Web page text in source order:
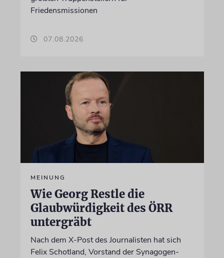
Friedensmissionen
07.08.2026
MEINUNG
Wie Georg Restle die
Glaubwürdigkeit des ÖRR
untergräbt
Nach dem X-Post des Journalisten hat sich
Felix Schotland, Vorstand der Synagogen-